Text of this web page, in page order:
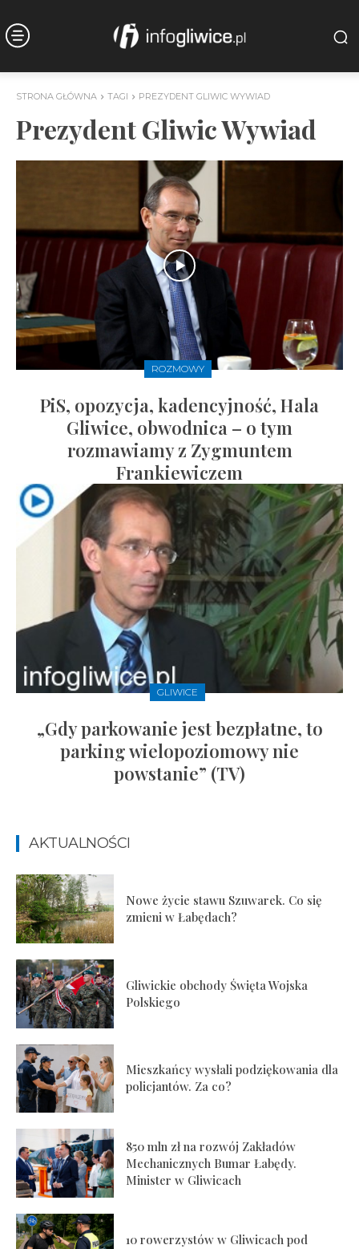
STRONA GŁÓWNA TAGI PREZYDENT GLIWIC WYWIAD
Prezydent Gliwic Wywiad
ROZMOWY
PiS, opozycja, kadencyjność, Hala
Gliwice, obwodnica – o tym
rozmawiamy z Zygmuntem
Frankiewiczem
GLIWICE
„Gdy parkowanie jest bezpłatne, to
parking wielopoziomowy nie
powstanie” (TV)
AKTUALNOŚCI
Nowe życie stawu Szuwarek. Co się
zmieni w Łabędach?
Gliwickie obchody Święta Wojska
Polskiego
Mieszkańcy wysłali podziękowania dla
policjantów. Za co?
850 mln zł na rozwój Zakładów
Mechanicznych Bumar Łabędy.
Minister w Gliwicach
10 rowerzystów w Gliwicach pod